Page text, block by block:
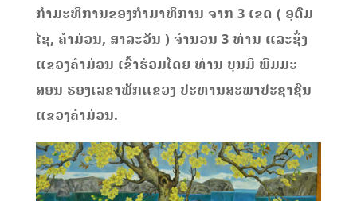
ກຳມະທິການຂອງກຳມາທິການ ຈາກ 3 ເຂດ ( ອຸດົມ
ໄຊ, ຄໍາມ່ວນ, ສາລະວັນ ) ຈໍານວນ 3 ທ່ານ ແລະຊຶ່ງ
ແຂວງຄໍາມ່ວນ ເຂົ້າຮ່ວມໂດຍ ທ່ານ ບຸນມີ ພິມມະ
ສອນ ຮອງເລຂາພັກແຂວງ ປະທານສະພາປະຊາຊົນ
ແຂວງຄໍາມ່ວນ.